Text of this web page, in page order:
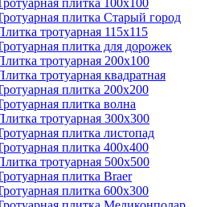
плитка 100x100
плитка Старый город
тротуарная 115x115
плитка для дорожек
тротуарная 200х100
тротуарная квадратная
плитка 200х200
плитка волна
тротуарная 300х300
плитка листопад
плитка 400х400
тротуарная 500x500
плитка Braer
плитка 600х300